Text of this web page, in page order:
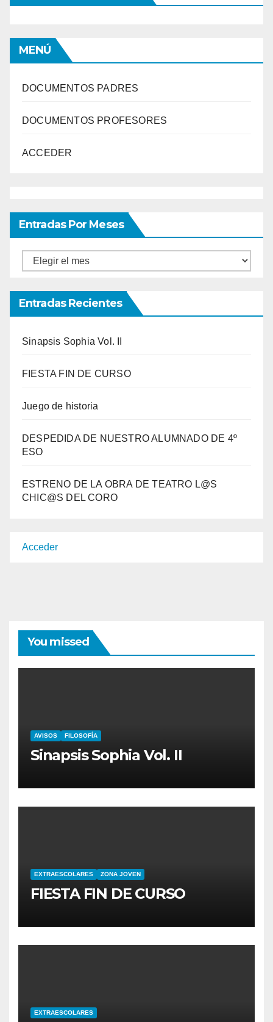
MENÚ
DOCUMENTOS PADRES
DOCUMENTOS PROFESORES
ACCEDER
Entradas Por Meses
Entradas
Entradas Recientes
Sinapsis Sophia Vol. II
FIESTA FIN DE CURSO
Juego de historia
DESPEDIDA DE NUESTRO ALUMNADO DE 4º
ESO
ESTRENO DE LA OBRA DE TEATRO L@S
CHIC@S DEL CORO
Acceder
You missed
AVISOS FILOSOFÍA
Sinapsis Sophia Vol. II
EXTRAESCOLARES ZONA JOVEN
FIESTA FIN DE CURSO
EXTRAESCOLARES